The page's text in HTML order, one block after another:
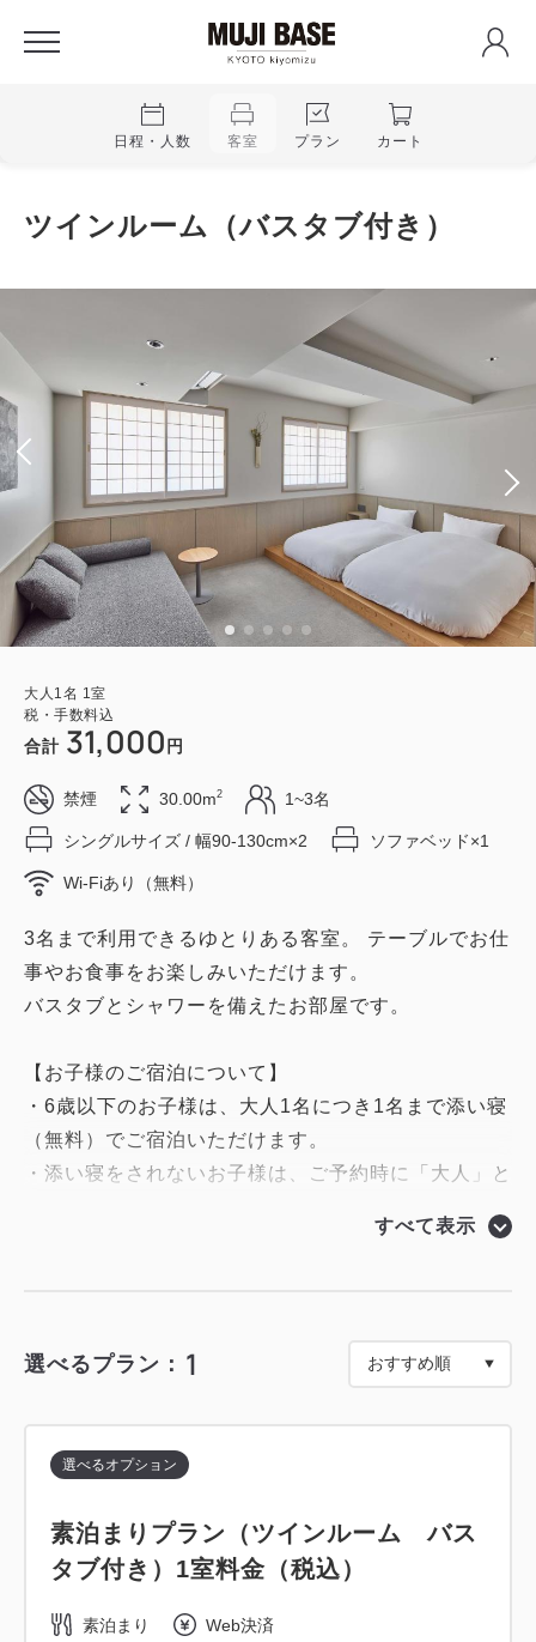
日程・人数 客室 プラン カート
ツインルーム（バスタブ付き）
大人 1 名 1 室
税・手数料込
合計 31,000 円
禁煙 30.00m2 1~3名
シングルサイズ / 幅90-130cm×2 ソファベッド×1
Wi-Fiあり（無料）
3名まで利用できるゆとりある客室。 テーブルでお仕
事やお食事をお楽しみいただけます。
バスタブとシャワーを備えたお部屋です。
【お子様のご宿泊について】
・6歳以下のお子様は、大人1名につき1名まで添い寝
（無料）でご宿泊いただけます。
・添い寝をされないお子様は、ご予約時に「大人」と
・7歳以上のお子様は、大人1名分の料金を頂戴しま
すべて表示
選べるプラン： 1
選べるオプション
素泊まりプラン（ツインルーム バス
タブ付き）1室料金（税込）
素泊まり Web決済